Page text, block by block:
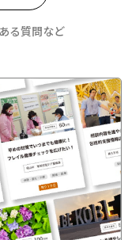
る質問など